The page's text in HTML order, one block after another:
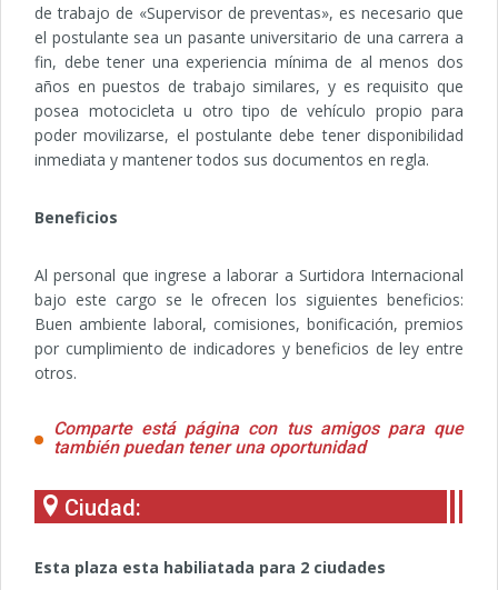
de trabajo de «Supervisor de preventas», es necesario que
el postulante sea un pasante universitario de una carrera a
fin, debe tener una experiencia mínima de al menos dos
años en puestos de trabajo similares, y es requisito que
posea motocicleta u otro tipo de vehículo propio para
poder movilizarse, el postulante debe tener disponibilidad
inmediata y mantener todos sus documentos en regla.
Beneficios
Al personal que ingrese a laborar a Surtidora Internacional
bajo este cargo se le ofrecen los siguientes beneficios:
Buen ambiente laboral, comisiones, bonificación, premios
por cumplimiento de indicadores y beneficios de ley entre
otros.
Comparte está página con tus amigos para que
también puedan tener una oportunidad
Ciudad:
Esta plaza esta habiliatada para 2 ciudades